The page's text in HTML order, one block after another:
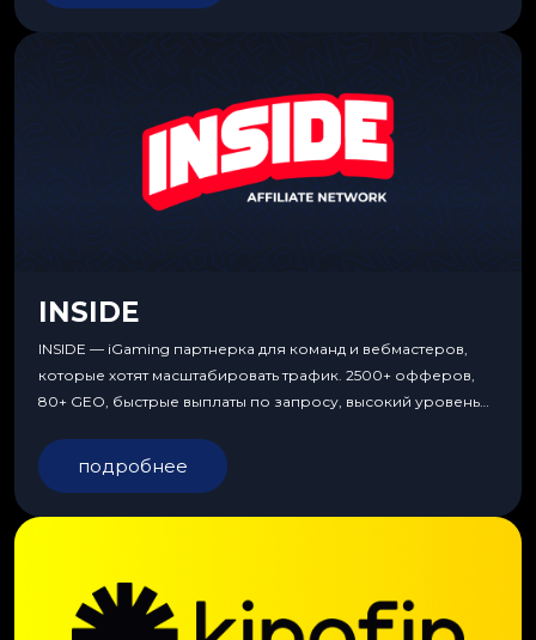
INSIDE
INSIDE — iGaming партнерка для команд и вебмастеров,
которые хотят масштабировать трафик. 2500+ офферов,
80+ GEO, быстрые выплаты по запросу, высокий уровень
подробнее